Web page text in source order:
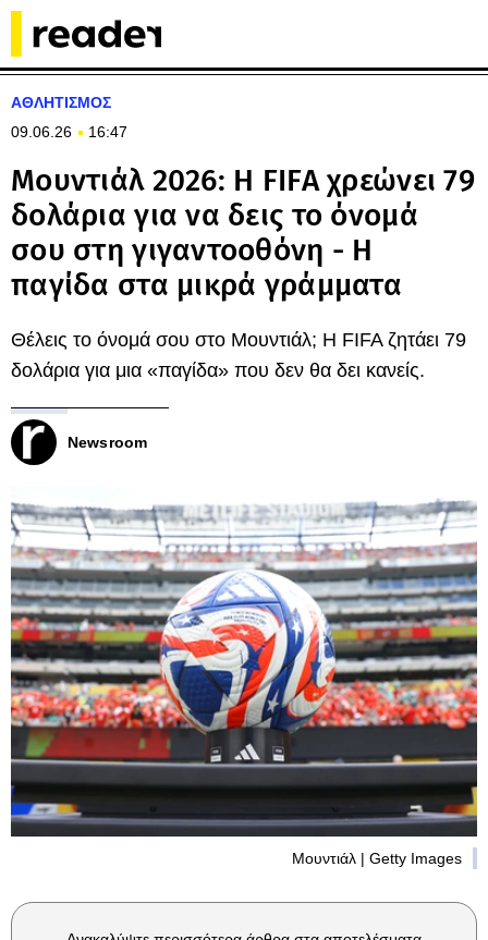
ΑΘΛΗΤΙΣΜΟΣ
09.06.26
16:47
Μουντιάλ 2026: Η FIFA χρεώνει 79
δολάρια για να δεις το όνομά
σου στη γιγαντοοθόνη - Η
παγίδα στα μικρά γράμματα
Θέλεις το όνομά σου στο Μουντιάλ; Η FIFA ζητάει 79
δολάρια για μια «παγίδα» που δεν θα δει κανείς.
Newsroom
Μουντιάλ | Getty Images